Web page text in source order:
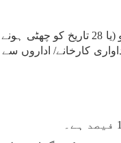
نظر ثانی شدہ کلینڈر کے مطابق صنعتی پیداوار کے اشاریے (آئی آئی پی
کارخانے/ اداروں